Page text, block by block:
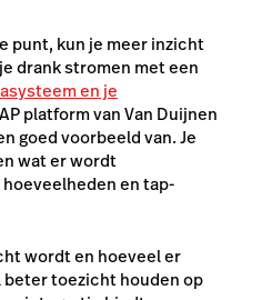
punt, kun je meer inzicht
drank stromen met een
en je
platform van Van Duijnen
goed voorbeeld van. Je
wat er wordt
en tap-
wordt en hoeveel er
toezicht houden op